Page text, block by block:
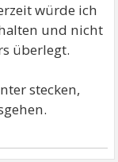
würde ich
und nicht
überlegt.
stecken,